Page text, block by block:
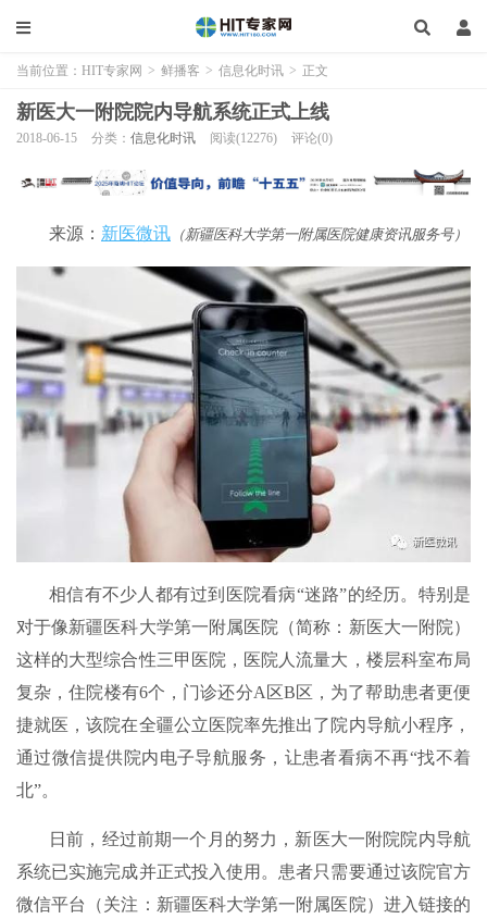
当前位置： HIT专家网 > 鲜播客 > 信息化时讯 > 正文
新医大一附院院内导航系统正式上线
2018-06-15 分类： 信息化时讯 阅读(12276) 评论(0)
来源： 新医微讯 （新疆医科大学第一附属医院健康资讯服务号）
相信有不少人都有过到医院看病“迷路”的经历。特别是
对于像新疆医科大学第一附属医院（简称：新医大一附院）
这样的大型综合性三甲医院，医院人流量大，楼层科室布局
复杂，住院楼有6个，门诊还分A区B区，为了帮助患者更便
捷就医，该院在全疆公立医院率先推出了院内导航小程序，
通过微信提供院内电子导航服务，让患者看病不再“找不着
北”。
日前，经过前期一个月的努力，新医大一附院院内导航
系统已实施完成并正式投入使用。患者只需要通过该院官方
微信平台（关注：新疆医科大学第一附属医院）进入链接的